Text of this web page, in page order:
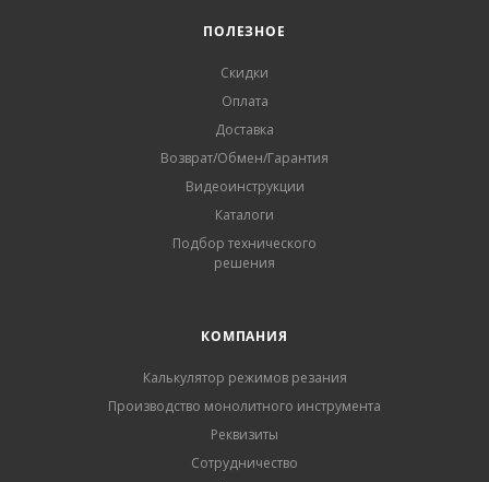
ПОЛЕЗНОЕ
Скидки
Оплата
Доставка
Возврат/Обмен/Гарантия
Видеоинструкции
Каталоги
Подбор технического
решения
КОМПАНИЯ
Калькулятор режимов резания
Производство монолитного инструмента
Реквизиты
Сотрудничество